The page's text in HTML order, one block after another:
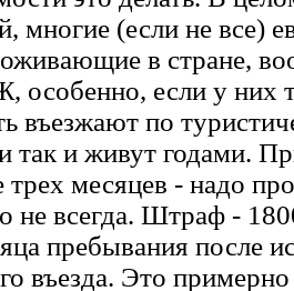
многие (если не все)
в стране,
особенно, если у них
въезжают по
так и живут годами.
месяцев - надо
не всегда. Штраф -
пребывания после
въезда. Это